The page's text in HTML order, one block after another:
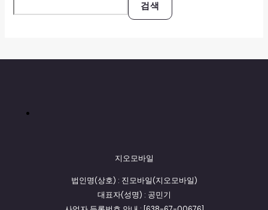
검색
지오모바일
법인명(상호) : 진모바일(지오모바일)
대표자(성명) : 공민기